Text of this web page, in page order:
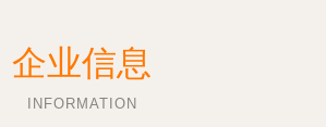
企业信息
INFORMATION